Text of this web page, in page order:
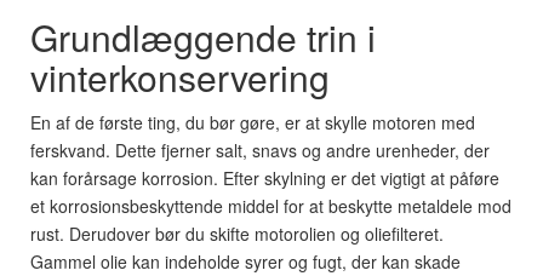
Grundlæggende trin i
vinterkonservering
En af de første ting, du bør gøre, er at skylle motoren med
ferskvand. Dette fjerner salt, snavs og andre urenheder, der
kan forårsage korrosion. Efter skylning er det vigtigt at påføre
et korrosionsbeskyttende middel for at beskytte metaldele mod
rust. Derudover bør du skifte motorolien og oliefilteret.
Gammel olie kan indeholde syrer og fugt, der kan skade